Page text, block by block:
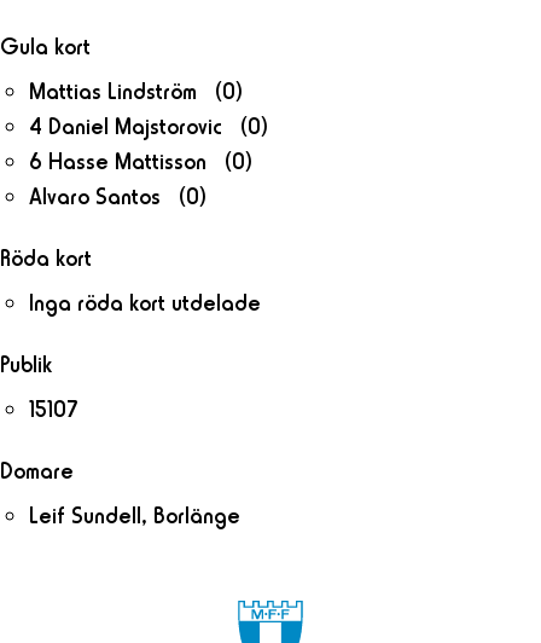
Gula kort
Mattias Lindström (0)
4 Daniel Majstorovic (0)
6 Hasse Mattisson (0)
Alvaro Santos (0)
Röda kort
Inga röda kort utdelade
Publik
15107
Domare
Leif Sundell, Borlänge